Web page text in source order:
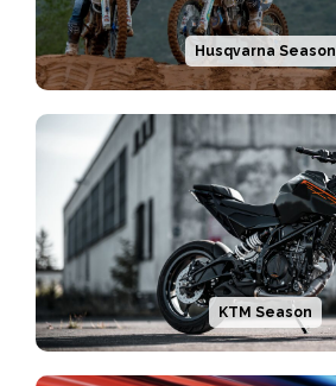
Husqvarna Season
KTM Season